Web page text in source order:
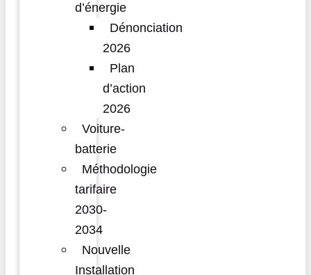
d’énergie
Dénonciation
2026
Plan
d’action
2026
Voiture-
batterie
Méthodologie
tarifaire
2030-
2034
Nouvelle
Installation